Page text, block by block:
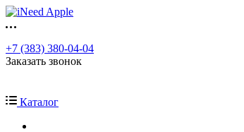
+7 (383) 380-04-04
Заказать звонок
Каталог